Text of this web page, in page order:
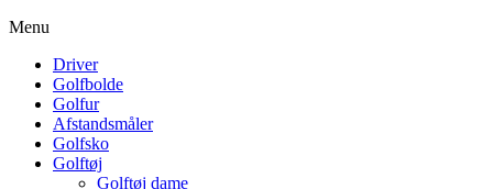
Menu
Driver
Golfbolde
Golfur
Afstandsmåler
Golfsko
Golftøj
Golftøj dame